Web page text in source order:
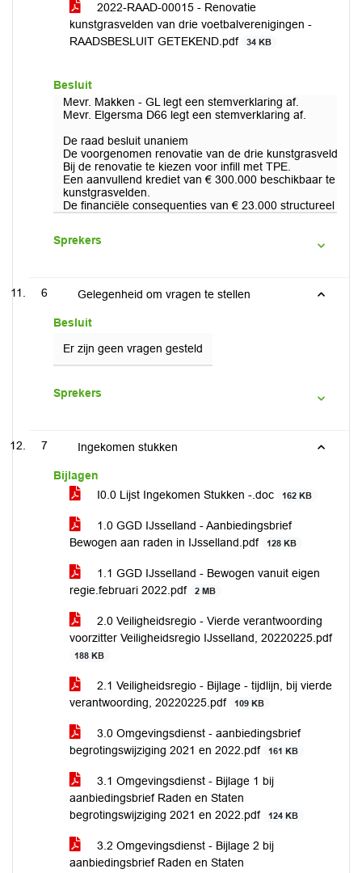
2022-RAAD-00015 - Renovatie
kunstgrasvelden van drie voetbalverenigingen -
RAADSBESLUIT GETEKEND.pdf
34 KB
Besluit
Mevr. Makken - GL legt een stemverklaring af.
Mevr. Elgersma D66 legt een stemverklaring af.
De raad besluit unaniem
De voorgenomen renovatie van de drie kunstgrasvelden
Bij de renovatie te kiezen voor infill met TPE.
Een aanvullend krediet van € 300.000 beschikbaar te
kunstgrasvelden.
De financiële consequenties van € 23.000 structureel te
Sprekers
6 Gelegenheid om vragen te stellen
Besluit
Er zijn geen vragen gesteld
Sprekers
7 Ingekomen stukken
Bijlagen
I0.0 Lijst Ingekomen Stukken -.doc
162 KB
1.0 GGD IJsselland - Aanbiedingsbrief
Bewogen aan raden in IJsselland.pdf
128 KB
1.1 GGD IJsselland - Bewogen vanuit eigen
regie.februari 2022.pdf
2 MB
2.0 Veiligheidsregio - Vierde verantwoording
voorzitter Veiligheidsregio IJsselland, 20220225.pdf
188 KB
2.1 Veiligheidsregio - Bijlage - tijdlijn, bij vierde
verantwoording, 20220225.pdf
109 KB
3.0 Omgevingsdienst - aanbiedingsbrief
begrotingswijziging 2021 en 2022.pdf
161 KB
3.1 Omgevingsdienst - Bijlage 1 bij
aanbiedingsbrief Raden en Staten
begrotingswijziging 2021 en 2022.pdf
124 KB
3.2 Omgevingsdienst - Bijlage 2 bij
aanbiedingsbrief Raden en Staten